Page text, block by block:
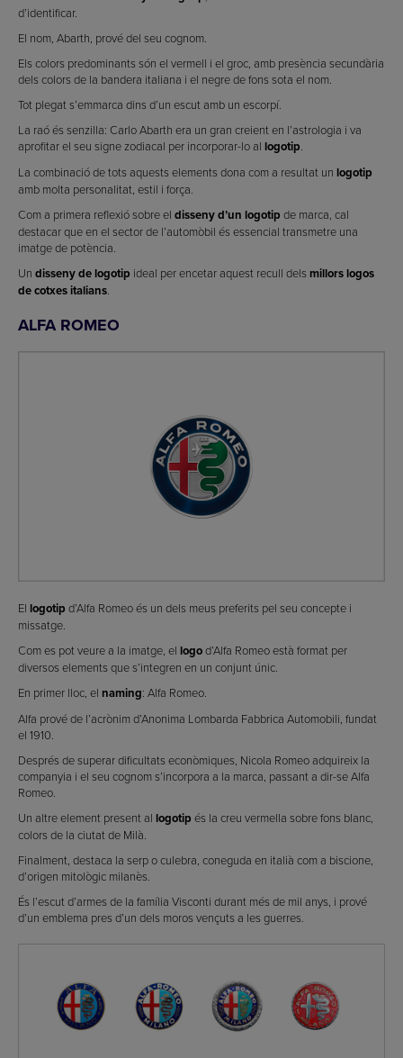
d’identificar.
El nom, Abarth, prové del seu cognom.
Els colors predominants són el vermell i el groc, amb presència secundària
dels colors de la bandera italiana i el negre de fons sota el nom.
Tot plegat s’emmarca dins d’un escut amb un escorpí.
La raó és senzilla: Carlo Abarth era un gran creient en l’astrologia i va
aprofitar el seu signe zodiacal per incorporar-lo al logotip.
La combinació de tots aquests elements dona com a resultat un logotip
amb molta personalitat, estil i força.
Com a primera reflexió sobre el disseny d’un logotip de marca, cal
destacar que en el sector de l’automòbil és essencial transmetre una
imatge de potència.
Un disseny de logotip ideal per encetar aquest recull dels millors logos
de cotxes italians.
ALFA ROMEO
El logotip d’Alfa Romeo és un dels meus preferits pel seu concepte i
missatge.
Com es pot veure a la imatge, el logod’Alfa Romeo està format per
diversos elements que s’integren en un conjunt únic.
En primer lloc, el naming: Alfa Romeo.
Alfa prové de l’acrònim d’Anonima Lombarda Fabbrica Automobili, fundat
el 1910.
Després de superar dificultats econòmiques, Nicola Romeo adquireix la
companyia i el seu cognom s’incorpora a la marca, passant a dir-se Alfa
Romeo.
Un altre element present al logotip és la creu vermella sobre fons blanc,
colors de la ciutat de Milà.
Finalment, destaca la serp o culebra, coneguda en italià com a biscione,
d’origen mitològic milanès.
És l’escut d’armes de la família Visconti durant més de mil anys, i prové
d’un emblema pres d’un dels moros vençuts a les guerres.